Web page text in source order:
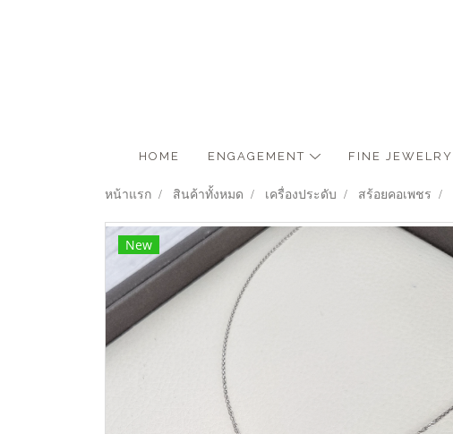
HOME ENGAGEMENT FINE JEWELRY
หน้าแรก สินค้าทั้งหมด เครื่องประดับ สร้อยคอเพชร
New